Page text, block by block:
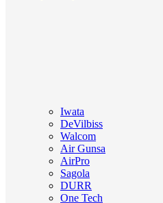
Iwata
DeVilbiss
Walcom
Air Gunsa
AirPro
Sagola
DURR
One Tech